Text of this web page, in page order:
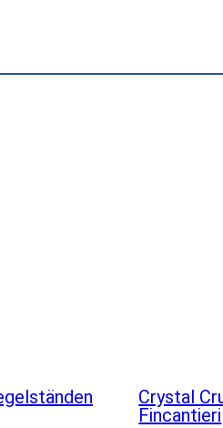
Crystal
Fincantieri